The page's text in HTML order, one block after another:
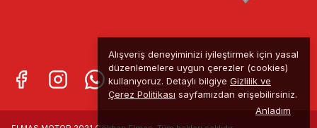
Alışveriş deneyiminizi iyileştirmek için yasal
düzenlemelere uygun çerezler (cookies)
kullanıyoruz. Detaylı bilgiye Gizlilik ve
Çerez Politikası sayfamızdan erişebilirsiniz.
Anladım